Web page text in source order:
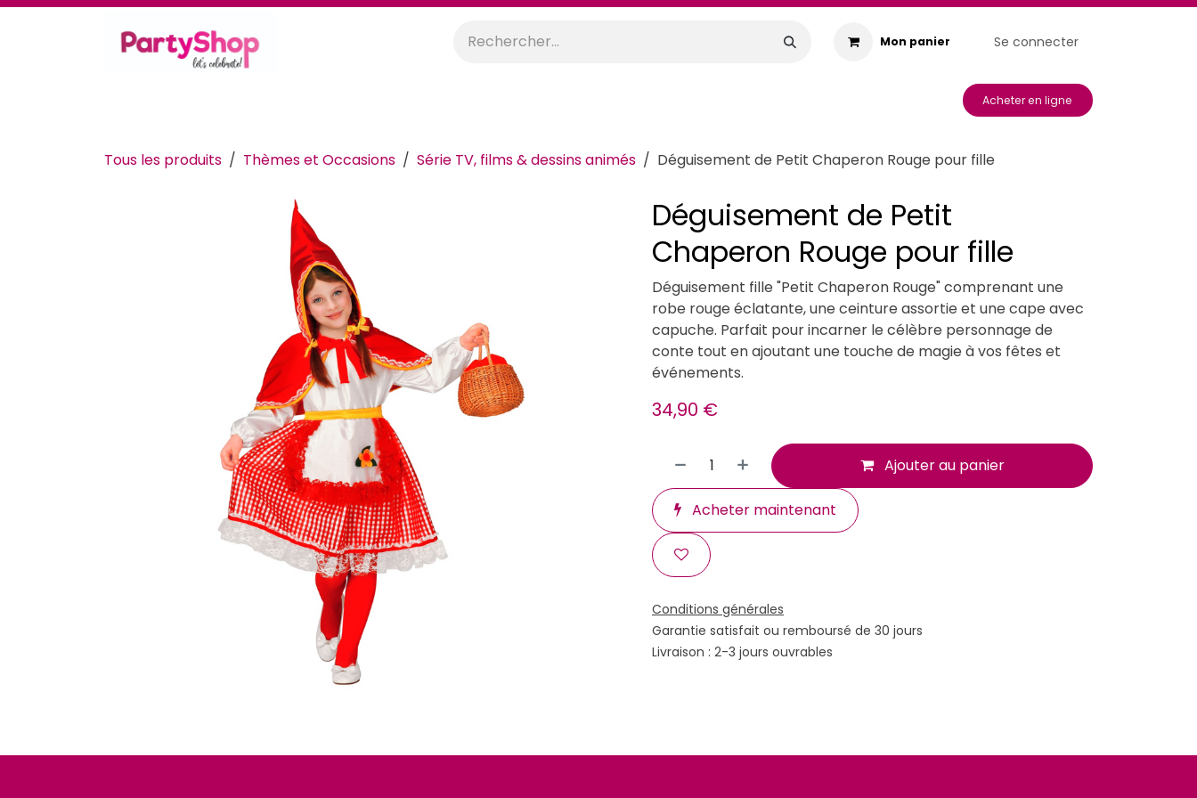
Se rendre au contenu
Mon panier Se connecter
Acheter en ligne
Tous les produits Thèmes et Occasions Série TV, films & dessins animés Déguisement de Petit Chaperon Rouge pour fille
Déguisement de Petit
Chaperon Rouge pour fille
Déguisement fille "Petit Chaperon Rouge" comprenant une
robe rouge éclatante, une ceinture assortie et une cape avec
capuche. Parfait pour incarner le célèbre personnage de
conte tout en ajoutant une touche de magie à vos fêtes et
événements.
34,90 €
Ajouter au panier
Acheter maintenant
Conditions générales
Garantie satisfait ou remboursé de 30 jours
Livraison : 2-3 jours ouvrables